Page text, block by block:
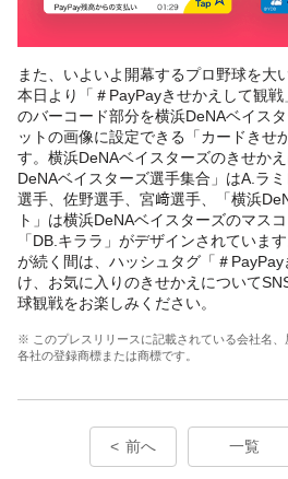
また、いよいよ開幕するプロ野球を大
本日より「＃PayPayきせかえして観
のバーコード部分を横浜DeNAベイス
ットの画像に設定できる「カードきせ
す。横浜DeNAベイスターズのきせか
DeNAベイスターズ選手集合」はA.ラ
選手、佐野選手、宮﨑選手、「横浜
ト」は横浜DeNAベイスターズのマス
「DB.キララ」がデザインされていま
が続く間は、ハッシュタグ「＃
け、お気に入りのきせかえについて
球観戦をお楽しみください。
※ このプレスリリースに記載されている会社名、
各社の登録商標または商標です。
前へ 一覧